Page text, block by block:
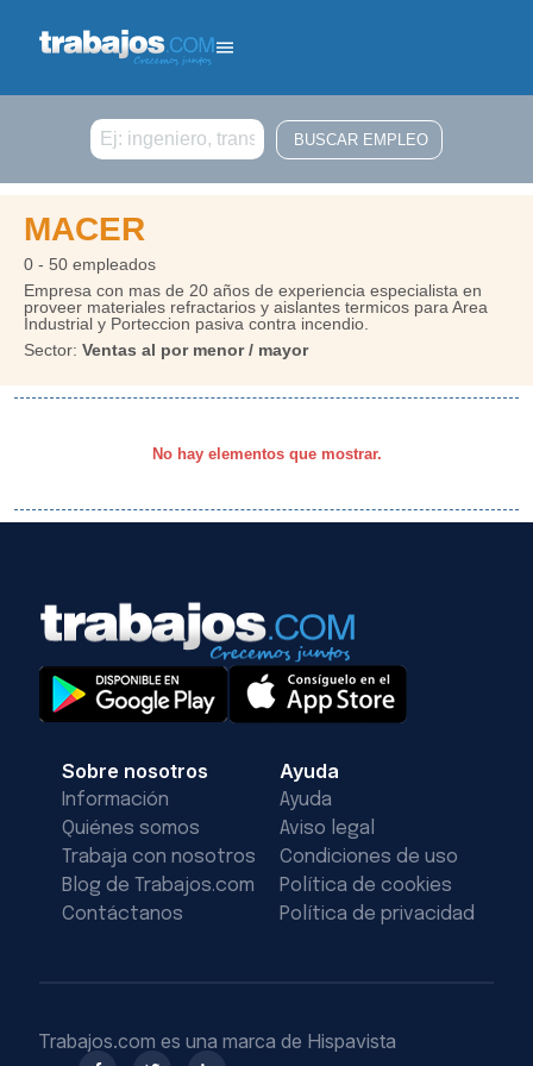
Buscar
MACER
0 - 50 empleados
Empresa con mas de 20 años de experiencia especialista en
proveer materiales refractarios y aislantes termicos para Area
Industrial y Porteccion pasiva contra incendio.
Sector: Ventas al por menor / mayor
No hay elementos que mostrar.
Sobre nosotros
Información
Quiénes somos
Trabaja con nosotros
Blog de Trabajos.com
Contáctanos
Ayuda
Ayuda
Aviso legal
Condiciones de uso
Política de cookies
Política de privacidad
Trabajos.com es una marca de Hispavista